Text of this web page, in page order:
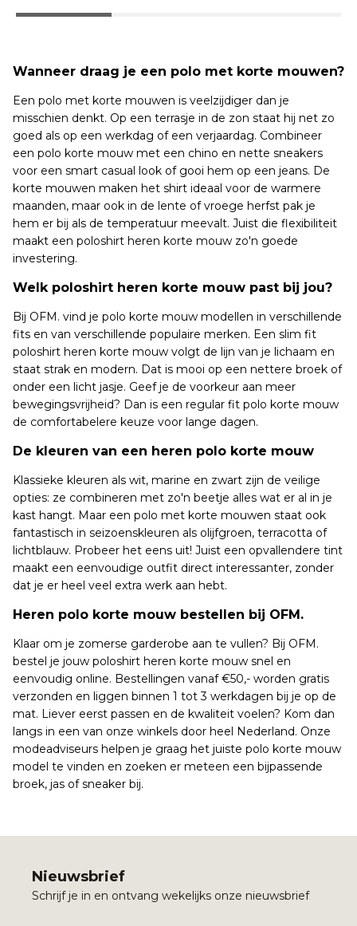
Wanneer draag je een polo met korte mouwen?
Een polo met korte mouwen is veelzijdiger dan je
misschien denkt. Op een terrasje in de zon staat hij net zo
goed als op een werkdag of een verjaardag. Combineer
een polo korte mouw met een chino en nette sneakers
voor een smart casual look of gooi hem op een jeans. De
korte mouwen maken het shirt ideaal voor de warmere
maanden, maar ook in de lente of vroege herfst pak je
hem er bij als de temperatuur meevalt. Juist die flexibiliteit
maakt een poloshirt heren korte mouw zo'n goede
investering.
Welk poloshirt heren korte mouw past bij jou?
Bij OFM. vind je polo korte mouw modellen in verschillende
fits en van verschillende populaire merken. Een slim fit
poloshirt heren korte mouw volgt de lijn van je lichaam en
staat strak en modern. Dat is mooi op een nettere broek of
onder een licht jasje. Geef je de voorkeur aan meer
bewegingsvrijheid? Dan is een regular fit polo korte mouw
de comfortabelere keuze voor lange dagen.
De kleuren van een heren polo korte mouw
Klassieke kleuren als wit, marine en zwart zijn de veilige
opties: ze combineren met zo'n beetje alles wat er al in je
kast hangt. Maar een polo met korte mouwen staat ook
fantastisch in seizoenskleuren als olijfgroen, terracotta of
lichtblauw. Probeer het eens uit! Juist een opvallendere tint
maakt een eenvoudige outfit direct interessanter, zonder
dat je er heel veel extra werk aan hebt.
Heren polo korte mouw bestellen bij OFM.
Klaar om je zomerse garderobe aan te vullen? Bij OFM.
bestel je jouw poloshirt heren korte mouw snel en
eenvoudig online. Bestellingen vanaf €50,- worden gratis
verzonden en liggen binnen 1 tot 3 werkdagen bij je op de
mat. Liever eerst passen en de kwaliteit voelen? Kom dan
langs in een van onze winkels door heel Nederland. Onze
modeadviseurs helpen je graag het juiste polo korte mouw
model te vinden en zoeken er meteen een bijpassende
broek, jas of sneaker bij.
Nieuwsbrief
Schrijf je in en ontvang wekelijks onze nieuwsbrief